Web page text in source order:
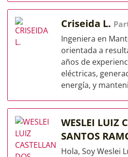
Criseida L.
Ingeniera en
orientada a
años de
eléctricas,
energía, y
WESLEI LUIZ
SANTOS
Hola, Soy Weslei